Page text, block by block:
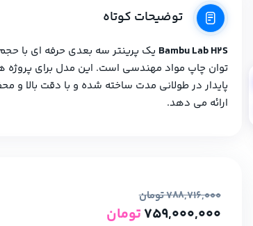
توضیحات کوتاه
Bambu Lab H2S یک پرینتر سه‌ بعدی حرفه‌ ای با
توان چاپ مواد مهندسی است. این مدل برای
پایدار در طولانی‌ مدت ساخته شده و با دقت بالا و
ارائه می‌ دهد.
788,716,000تومان
759,000,000تومان